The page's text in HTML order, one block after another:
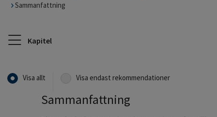
Sammanfattning
Kapitel
Visa allt Visa endast rekommendationer
Sammanfattning